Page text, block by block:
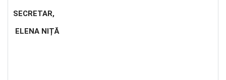
SECRETAR,
ELENA NIȚĂ